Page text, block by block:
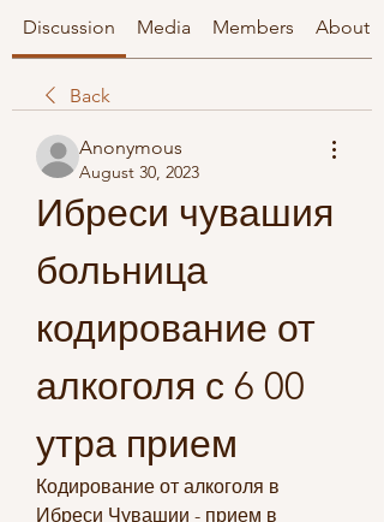
Discussion Media Members About
Back
Anonymous
August 30, 2023
Ибреси чувашия
больница
кодирование от
алкоголя с 6 00
утра прием
Кодирование от алкоголя в
Ибреси Чувашии - прием в